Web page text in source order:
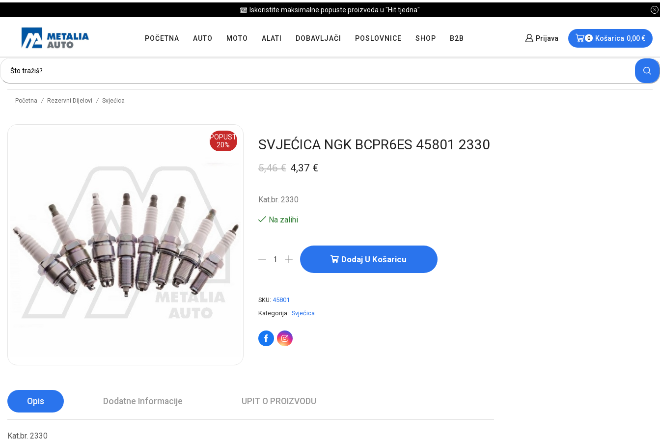
Iskoristite maksimalne popuste proizvoda u "Hit tjedna"
POČETNA AUTO MOTO ALATI DOBAVLJAČI POSLOVNICE SHOP B2B Prijava 0 Košarica 0,00€
Početna / Rezervni Dijelovi / Svjećica
POPUST
20%
SVJEĆICA NGK BCPR6ES 45801 2330
5,46€ 4,37 €
Kat.br. 2330
Na zalihi
Dodaj U Košaricu
SKU: 45801
Kategorija: Svjećica
Opis Dodatne Informacije UPIT O PROIZVODU
Kat.br. 2330